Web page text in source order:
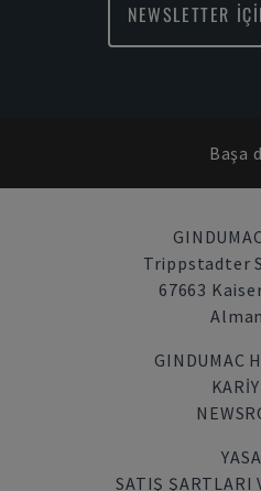
NEWSLETTER
Başa
Trippstadter
67663
GINDUMAC
SATIŞ ŞARTLARI